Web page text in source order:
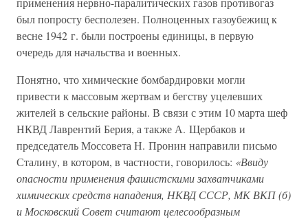
был попросту бесполезен. Полноценных газоубежищ к
весне 1942 г. были построены единицы, в первую
очередь для начальства и военных.
Понятно, что химические бомбардировки могли
привести к массовым жертвам и бегству уцелевших
жителей в сельские районы. В связи с этим 10 марта шеф
НКВД Лаврентий Берия, а также А. Щербаков и
председатель Моссовета Н. Пронин направили письмо
Сталину, в котором, в частности, говорилось: «Ввиду
опасности применения фашистскими захватчиками
химических средств нападения, НКВД СССР, МК ВКП (б)
и Московский Совет считают целесообразным